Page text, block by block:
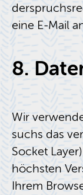
eine E-Mail
8.
Wir
suchs das
So­cket
höchs­ten
Ihrem